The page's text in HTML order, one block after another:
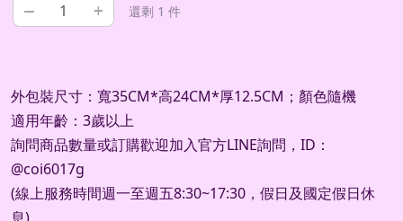
– + 還剩 1 件
外包裝尺寸：寬35CM*高24CM*厚12.5CM；顏色隨機
適用年齡：3歲以上
詢問商品數量或訂購歡迎加入官方LINE詢問，ID：
@coi6017g
(線上服務時間週一至週五8:30~17:30，假日及國定假日休